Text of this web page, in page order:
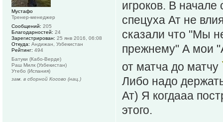
игроков. В начале
спецуха Ат не
сказали что "Мы
прежнему" А мои
от матча до матчу
Либо надо
Ат) Я когдааа
этого.
Мустафо
Тренер-менеджер
Сообщений: 205
Благодарностей: 24
Зарегистрирован: 25 янв 2016, 06:08
Откуда: Андижан, Узбекистан
Рейтинг: 494
Батуки (Кабо-Верде)
Раш Милк (Узбекистан)
Утебо (Испания)
зам. в сборной Косово (нац.)